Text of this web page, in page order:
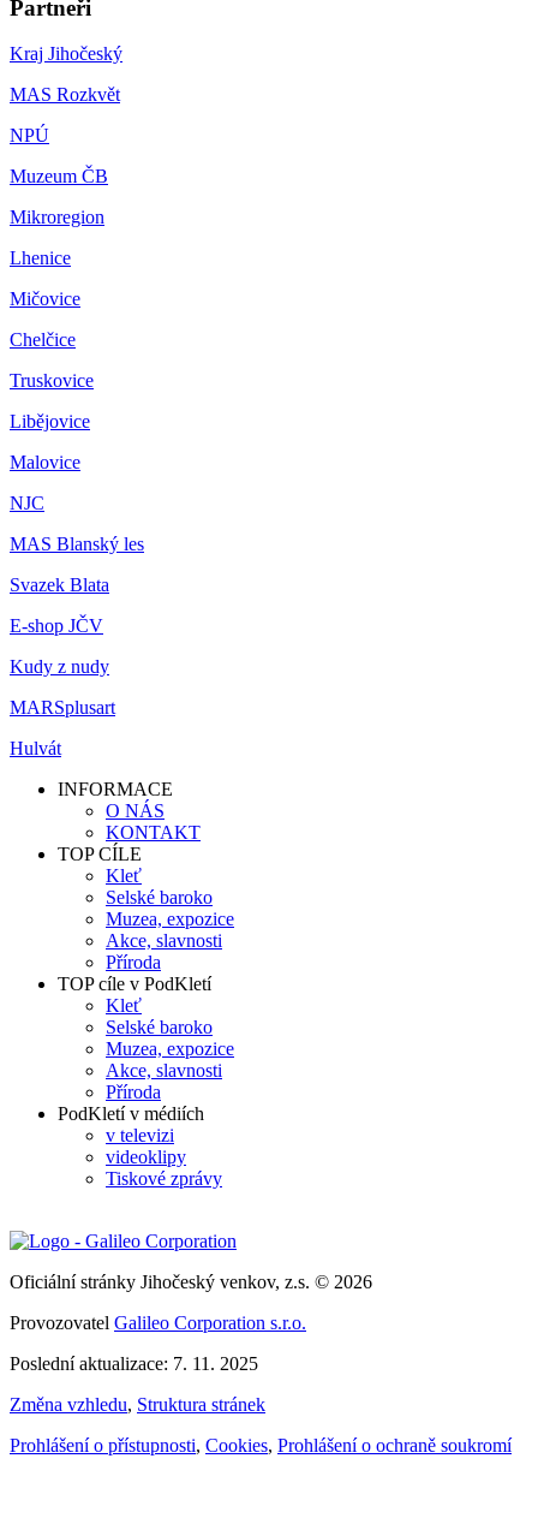
Partneři
Kraj Jihočeský
MAS Rozkvět
NPÚ
Muzeum ČB
Mikroregion
Lhenice
Mičovice
Chelčice
Truskovice
Libějovice
Malovice
NJC
MAS Blanský les
Svazek Blata
E-shop JČV
Kudy z nudy
MARSplusart
Hulvát
INFORMACE
O NÁS
KONTAKT
TOP CÍLE
Kleť
Selské baroko
Muzea, expozice
Akce, slavnosti
Příroda
TOP cíle v PodKletí
Kleť
Selské baroko
Muzea, expozice
Akce, slavnosti
Příroda
PodKletí v médiích
v televizi
videoklipy
Tiskové zprávy
Oficiální stránky Jihočeský venkov, z.s. © 2026
Provozovatel Galileo Corporation s.r.o.
Poslední aktualizace: 7. 11. 2025
Změna vzhledu, Struktura stránek
Prohlášení o přístupnosti, Cookies, Prohlášení o ochraně soukromí